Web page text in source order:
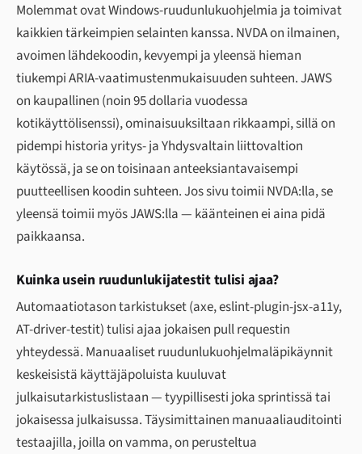
Molemmat ovat Windows-ruudunlukuohjelmia ja toimivat
kaikkien tärkeimpien selainten kanssa. NVDA on ilmainen,
avoimen lähdekoodin, kevyempi ja yleensä hieman
tiukempi ARIA-vaatimustenmukaisuuden suhteen. JAWS
on kaupallinen (noin 95 dollaria vuodessa
kotikäyttölisenssi), ominaisuuksiltaan rikkaampi, sillä on
pidempi historia yritys- ja Yhdysvaltain liittovaltion
käytössä, ja se on toisinaan anteeksiantavaisempi
puutteellisen koodin suhteen. Jos sivu toimii NVDA:lla, se
yleensä toimii myös JAWS:lla — käänteinen ei aina pidä
paikkaansa.
Kuinka usein ruudunlukijatestit tulisi ajaa?
Automaatiotason tarkistukset (axe, eslint-plugin-jsx-a11y,
AT-driver-testit) tulisi ajaa jokaisen pull requestin
yhteydessä. Manuaaliset ruudunlukuohjelmaläpikäynnit
keskeisistä käyttäjäpoluista kuuluvat
julkaisutarkistuslistaan — tyypillisesti joka sprintissä tai
jokaisessa julkaisussa. Täysimittainen manuaaliauditointi
testaajilla, joilla on vamma, on perusteltua